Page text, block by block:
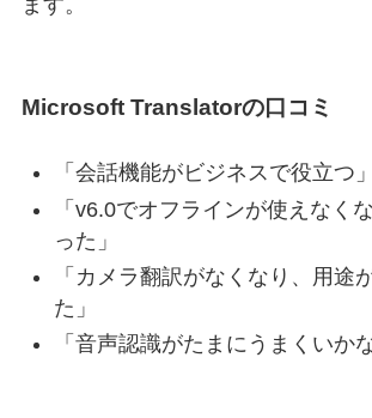
ます。
Microsoft Translatorの口コミ
「会話機能がビジネスで役立つ」
「v6.0でオフラインが使えなく
った」
「カメラ翻訳がなくなり、用途
た」
「音声認識がたまにうまくいか